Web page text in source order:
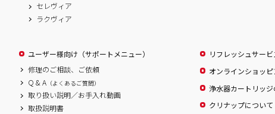
セレヴィア
ラクヴィア
ユーザー様向け（サポートメニュー）
修理のご相談、ご依頼
Q & A （よくあるご質問）
取り扱い説明／お手入れ動画
取扱説明書
リフレッシュサービ
オンラインショッ
浄水器カートリッジ
クリナップについて